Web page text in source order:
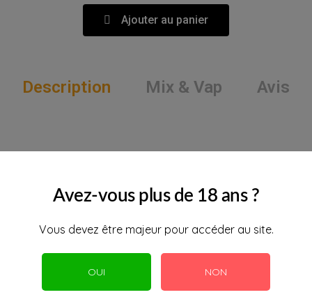
Avez-vous plus de 18 ans ?
Vous devez être majeur pour accéder au site.
OUI NON
Ajouter au panier
Description Mix & Vap Avis
Caractéristiques